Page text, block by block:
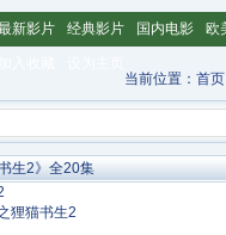
新影片 经典影片 国内电影 欧
当前位置： 首页
生2》全20集
猫书生2